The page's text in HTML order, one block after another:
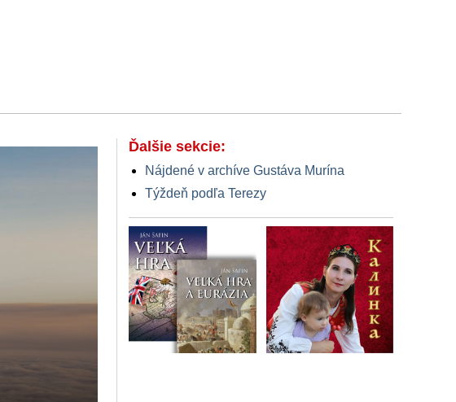
Ďalšie sekcie:
Nájdené v archíve Gustáva Murína
Týždeň podľa Terezy